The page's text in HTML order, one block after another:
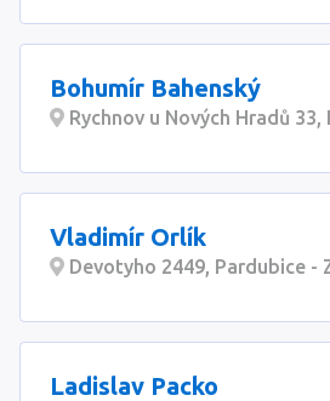
Bohumír Bahenský
Rychnov u Nových Hradů
Vladimír Orlík
Devotyho 2449, Pardubice -
Ladislav Packo